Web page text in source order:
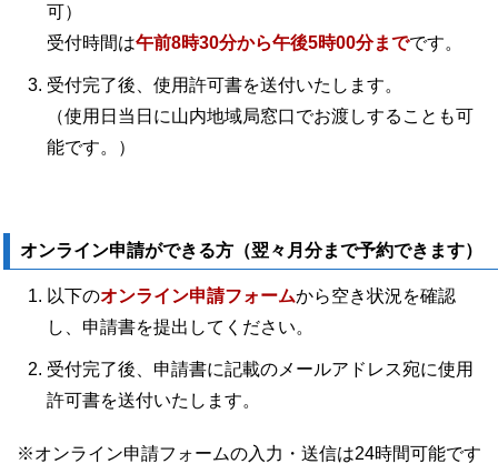
可）
受付時間は午前8時30分から午後5時00分までです。
受付完了後、使用許可書を送付いたします。
（使用日当日に山内地域局窓口でお渡しすることも可
能です。）
オンライン申請ができる方（翌々月分まで予約できます）
以下のオンライン申請フォームから空き状況を確認
し、申請書を提出してください。
受付完了後、申請書に記載のメールアドレス宛に使用
許可書を送付いたします。
※オンライン申請フォームの入力・送信は24時間可能です